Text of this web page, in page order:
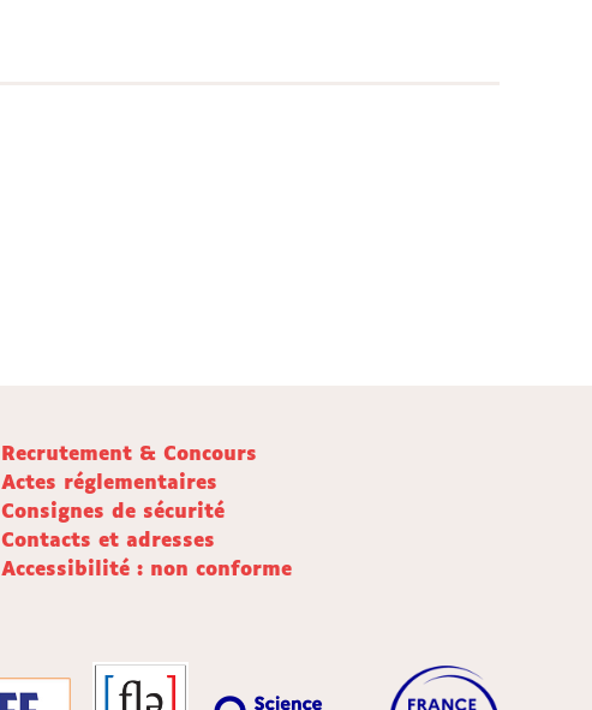
Recrutement & Concours
Actes réglementaires
Consignes de sécurité
Contacts et adresses
Accessibilité : non conforme